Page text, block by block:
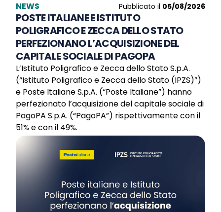
NEWS Pubblicato il 05/08/2026
POSTE ITALIANE E ISTITUTO
POLIGRAFICO E ZECCA DELLO STATO
PERFEZIONANO L’ACQUISIZIONE DEL
CAPITALE SOCIALE DI PAGOPA
L’Istituto Poligrafico e Zecca dello Stato S.p.A.
(“Istituto Poligrafico e Zecca dello Stato (IPZS)”)
e Poste Italiane S.p.A. (“Poste Italiane”) hanno
perfezionato l’acquisizione del capitale sociale di
PagoPA S.p.A. (“PagoPA”) rispettivamente con il
51% e con il 49%.